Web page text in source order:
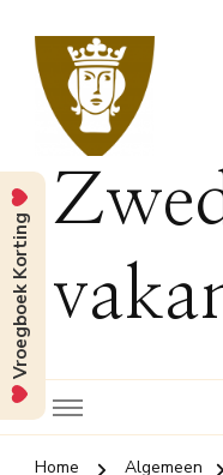
Home
Algemeen
Vroegboek Korting